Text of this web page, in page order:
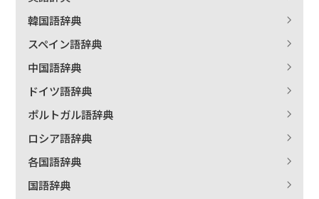
韓国語辞典
スペイン語辞典
中国語辞典
ドイツ語辞典
ポルトガル語辞典
ロシア語辞典
各国語辞典
国語辞典